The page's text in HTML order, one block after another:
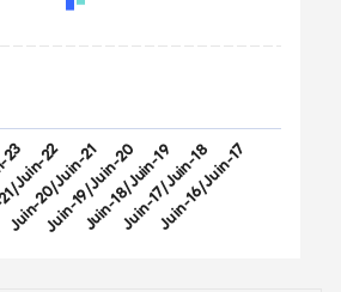
22
Juin-20/Juin-21
Juin-19/Juin-20
Juin-18/Juin-19
Juin-17/Juin-18
Juin-16/Juin-17